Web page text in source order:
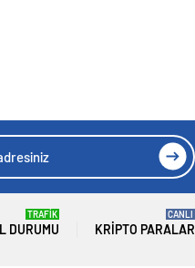
DURUMU
TRAFİK
KRIPTO PARALAR
CANLI